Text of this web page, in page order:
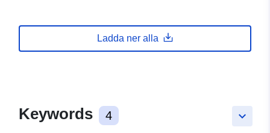
Ladda ner alla
keyboard_arrow_down
Keywords 4